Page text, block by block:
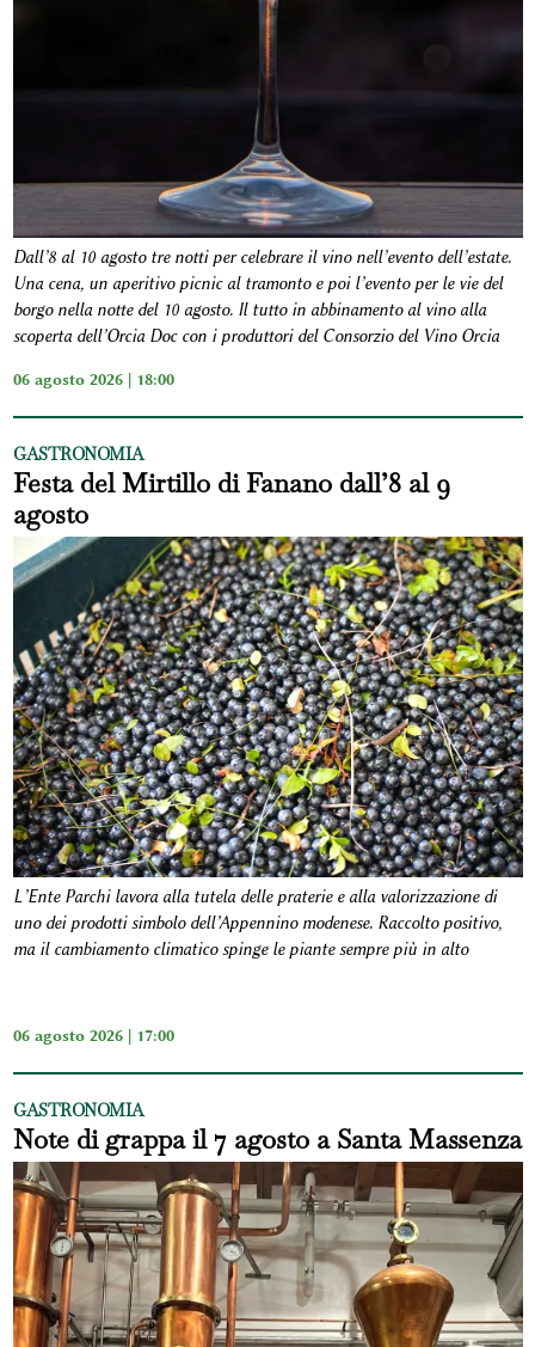
Dall’8 al 10 agosto tre notti per celebrare il vino nell’evento dell’estate.
Una cena, un aperitivo picnic al tramonto e poi l’evento per le vie del
borgo nella notte del 10 agosto. Il tutto in abbinamento al vino alla
scoperta dell’Orcia Doc con i produttori del Consorzio del Vino Orcia
06 agosto 2026 | 18:00
GASTRONOMIA
Festa del Mirtillo di Fanano dall’8 al 9
agosto
L’Ente Parchi lavora alla tutela delle praterie e alla valorizzazione di
uno dei prodotti simbolo dell’Appennino modenese. Raccolto positivo,
ma il cambiamento climatico spinge le piante sempre più in alto
06 agosto 2026 | 17:00
GASTRONOMIA
Note di grappa il 7 agosto a Santa Massenza